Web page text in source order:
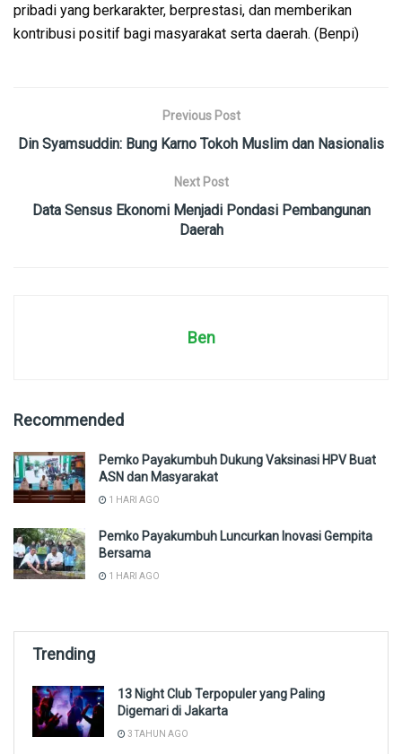
pribadi yang berkarakter, berprestasi, dan memberikan
kontribusi positif bagi masyarakat serta daerah. (Benpi)
Previous Post
Din Syamsuddin: Bung Karno Tokoh Muslim dan Nasionalis
Next Post
Data Sensus Ekonomi Menjadi Pondasi Pembangunan
Daerah
Ben
Recommended
Pemko Payakumbuh Dukung Vaksinasi HPV Buat
ASN dan Masyarakat
1 HARI AGO
Pemko Payakumbuh Luncurkan Inovasi Gempita
Bersama
1 HARI AGO
Trending
13 Night Club Terpopuler yang Paling
Digemari di Jakarta
3 TAHUN AGO